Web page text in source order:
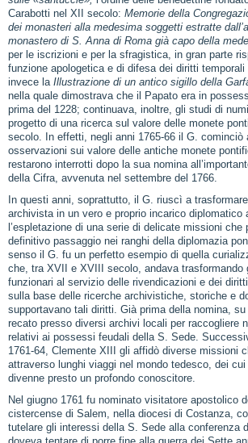
Carabotti nel XII secolo: Memorie della
dei monasteri alla medesima soggetti estratte
monastero di S. Anna di Roma già capo della
per le iscrizioni e per la sfragistica, in gran parte
funzione apologetica e di difesa dei diritti
invece laIllustrazione di un antico sigillo della
nella quale dimostrava che il Papato era in
prima del 1228; continuava, inoltre, gli studi di
progetto di una ricerca sul valore delle monete
secolo. In effetti, negli anni 1765‑66 il G. cominciò
osservazioni sui valore delle antiche monete
restarono interrotti dopo la sua nomina
della Cifra, avvenuta nel settembre del 1766.
In questi anni, soprattutto, il G. riuscì a
archivista in un vero e proprio incarico diplomatico
l’espletazione di una serie di delicate missioni che
definitivo passaggio nei ranghi della diplomazia
senso il G. fu un perfetto esempio di quella
che, tra XVII e XVIII secolo, andava trasformando
funzionari al servizio delle rivendicazioni e dei
sulla base delle ricerche archivistiche, storiche e
supportavano tali diritti. Già prima della nomina,
recato presso diversi archivi locali per raccogliere
relativi ai possessi feudali della S. Sede.
1761‑64, Clemente XIII gli affidò diverse missioni
attraverso lunghi viaggi nel mondo tedesco, dei
divenne presto un profondo conoscitore.
Nel giugno 1761 fu nominato visitatore apostolico
cistercense di Salem, nella diocesi di Costanza,
tutelare gli interessi della S. Sede alla conferenza